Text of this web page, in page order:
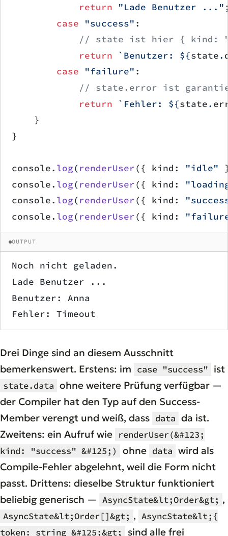
            return
"Lade Benutzer ..."
        case
"success" :
// state ist hier { kind:
            return
`Benutzer: ${state.
        case
"failure" :
// state.error ist
            return
`Fehler: ${state.
    }
}
console. log( renderUser({ kind: "idle"
console. log( renderUser({ kind:
console. log( renderUser({ kind:
console. log( renderUser({ kind:
OUTPUT
Noch nicht geladen.
Lade Benutzer ...
Benutzer: Anna
Fehler: Timeout
Drei Dinge sind an diesem Ausschnitt
bemerkenswert. Erstens: im case "success" ist
state.data ohne weitere Prüfung verfügbar —
der Compiler hat den Typ auf den Success-
Member verengt und weiß, dass data da ist.
Zweitens: ein Aufruf wie renderUser(&#123;
kind: "success" &#125;)
ohne data wird als
Compile-Fehler abgelehnt, weil die Form nicht
passt. Drittens: dieselbe Struktur funktioniert
beliebig generisch — AsyncState&lt;Order&gt; ,
AsyncState&lt;Order[]&gt; , AsyncState&lt;{
token: string &#125;&gt;
sind alle frei